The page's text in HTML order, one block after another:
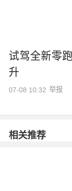
试驾全新零
升
07-08 10:32 举报
相关推荐